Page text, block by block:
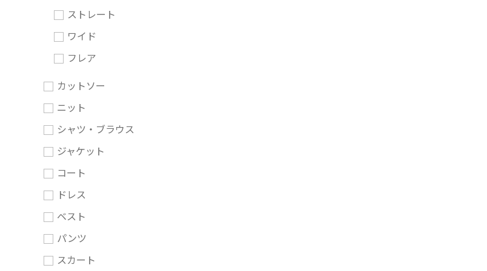
ストレート
ワイド
フレア
カットソー
ニット
シャツ・ブラウス
ジャケット
コート
ドレス
ベスト
パンツ
スカート